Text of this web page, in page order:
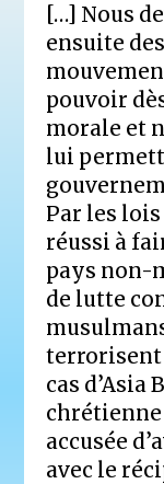
[…] Nous
ensuite
pouvoir
morale et
lui
Par les
réussi à
pays non-
de lutte
terrorisent
cas d’Asia
chrétienne
accusée
avec le